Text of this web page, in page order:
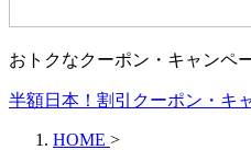
おトクなクーポン・キャンペ
半額日本！割引クーポン・キ
HOME >